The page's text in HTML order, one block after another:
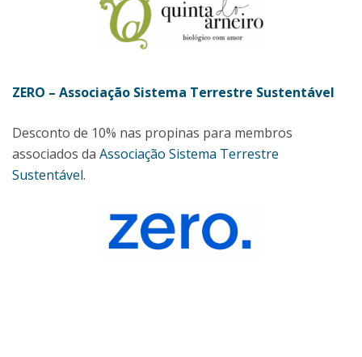
ZERO – Associação Sistema Terrestre Sustentável
Desconto de 10% nas propinas para membros
associados da Associação Sistema Terrestre
Sustentável.